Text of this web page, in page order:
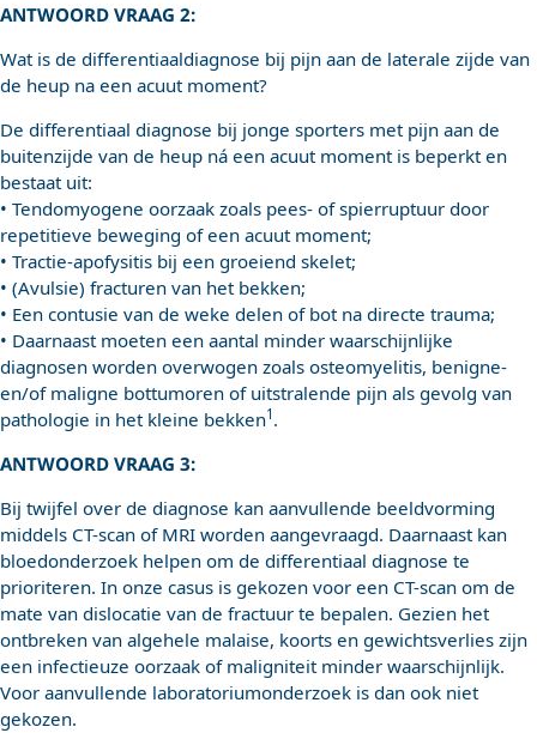
ANTWOORD VRAAG 2:
Wat is de differentiaaldiagnose bij pijn aan de laterale zijde van
de heup na een acuut moment?
De differentiaal diagnose bij jonge sporters met pijn aan de
buitenzijde van de heup ná een acuut moment is beperkt en
bestaat uit:
• Tendomyogene oorzaak zoals pees- of spierruptuur door
repetitieve beweging of een acuut moment;
• Tractie-apofysitis bij een groeiend skelet;
• (Avulsie) fracturen van het bekken;
• Een contusie van de weke delen of bot na directe trauma;
• Daarnaast moeten een aantal minder waarschijnlijke
diagnosen worden overwogen zoals osteomyelitis, benigne-
en/of maligne bottumoren of uitstralende pijn als gevolg van
pathologie in het kleine bekken1 .
ANTWOORD VRAAG 3:
Bij twijfel over de diagnose kan aanvullende beeldvorming
middels CT-scan of MRI worden aangevraagd. Daarnaast kan
bloedonderzoek helpen om de differentiaal diagnose te
prioriteren. In onze casus is gekozen voor een CT-scan om de
mate van dislocatie van de fractuur te bepalen. Gezien het
ontbreken van algehele malaise, koorts en gewichtsverlies zijn
een infectieuze oorzaak of maligniteit minder waarschijnlijk.
Voor aanvullende laboratoriumonderzoek is dan ook niet
gekozen.